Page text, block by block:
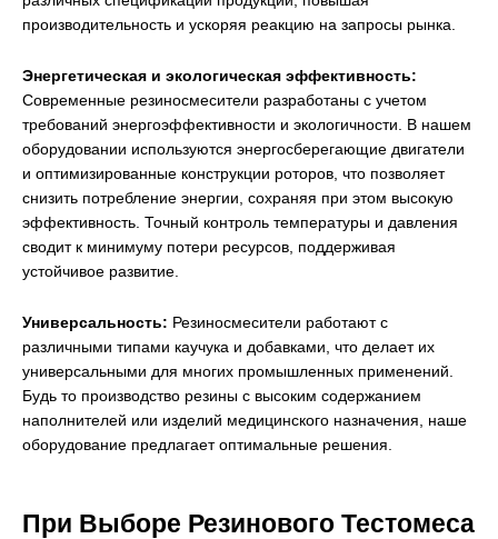
производительность и ускоряя реакцию на запросы рынка.
Энергетическая и экологическая эффективность:
Современные резиносмесители разработаны с учетом
требований энергоэффективности и экологичности. В нашем
оборудовании используются энергосберегающие двигатели
и оптимизированные конструкции роторов, что позволяет
снизить потребление энергии, сохраняя при этом высокую
эффективность. Точный контроль температуры и давления
сводит к минимуму потери ресурсов, поддерживая
устойчивое развитие.
Универсальность: Резиносмесители работают с
различными типами каучука и добавками, что делает их
универсальными для многих промышленных применений.
Будь то производство резины с высоким содержанием
наполнителей или изделий медицинского назначения, наше
оборудование предлагает оптимальные решения.
При Выборе Резинового Тестомеса